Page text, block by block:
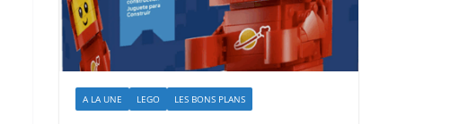
A LA UNE LEGO LES BONS PLANS